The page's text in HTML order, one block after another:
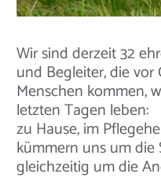
Wir sind derzeit 32
und Begleiter, die
Menschen kommen,
letzten Tagen leben:
zu Hause, im
kümmern uns um
gleichzeitig um die